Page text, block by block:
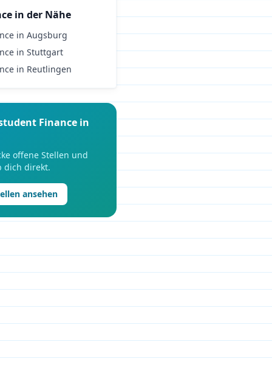
in der Nähe
in Augsburg
in Stuttgart
in Reutlingen
Finance in
offene Stellen und
dich direkt.
ansehen